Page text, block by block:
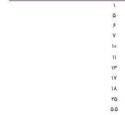
۱
۵
۶
۷
۱۰
۱۱
۱۳
۱۷
۱۸
۲۵
۵۵